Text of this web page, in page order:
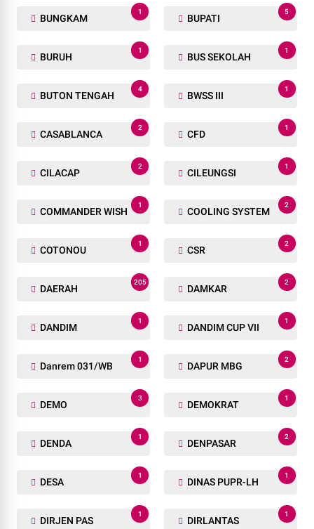
BUNGKAM
1
BUPATI
5
BURUH
1
BUS SEKOLAH
1
BUTON TENGAH
4
BWSS III
1
CASABLANCA
2
CFD
1
CILACAP
2
CILEUNGSI
1
COMMANDER WISH
1
COOLING SYSTEM
2
COTONOU
1
CSR
2
DAERAH
205
DAMKAR
2
DANDIM
1
DANDIM CUP VII
1
Danrem 031/WB
1
DAPUR MBG
2
DEMO
3
DEMOKRAT
1
DENDA
1
DENPASAR
2
DESA
1
DINAS PUPR-LH
1
DIRJEN PAS
1
DIRLANTAS
1